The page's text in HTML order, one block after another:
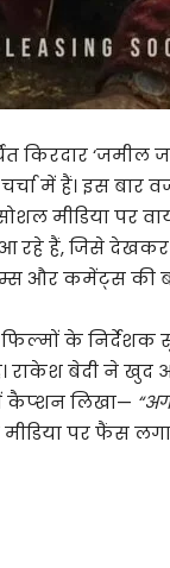
किरदार ‘जमील
में हैं। इस बार
मीडिया पर
रहे हैं, जिसे
और कमेंट्स की
फिल्मों के
बेदी ने खुद
कैप्शन लिखा—
पर फैंस